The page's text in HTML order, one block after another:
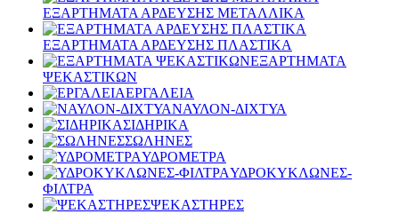
ΕΞΑΡΤΗΜΑΤΑ ΑΡΔΕΥΣΗΣ ΜΕΤΑΛΛΙΚΑ
ΕΞΑΡΤΗΜΑΤΑ ΑΡΔΕΥΣΗΣ ΠΛΑΣΤΙΚΑ
ΕΞΑΡΤΗΜΑΤΑ
ΨΕΚΑΣΤΙΚΩΝ
ΕΡΓΑΛΕΙΑ
ΝΑΥΛΟΝ-ΔΙΧΤΥΑ
ΣΙΔΗΡΙΚΑ
ΣΩΛΗΝΕΣ
ΥΔΡΟΜΕΤΡΑ
ΥΔΡΟΚΥΚΛΩΝΕΣ-
ΦΙΛΤΡΑ
ΨΕΚΑΣΤΗΡΕΣ